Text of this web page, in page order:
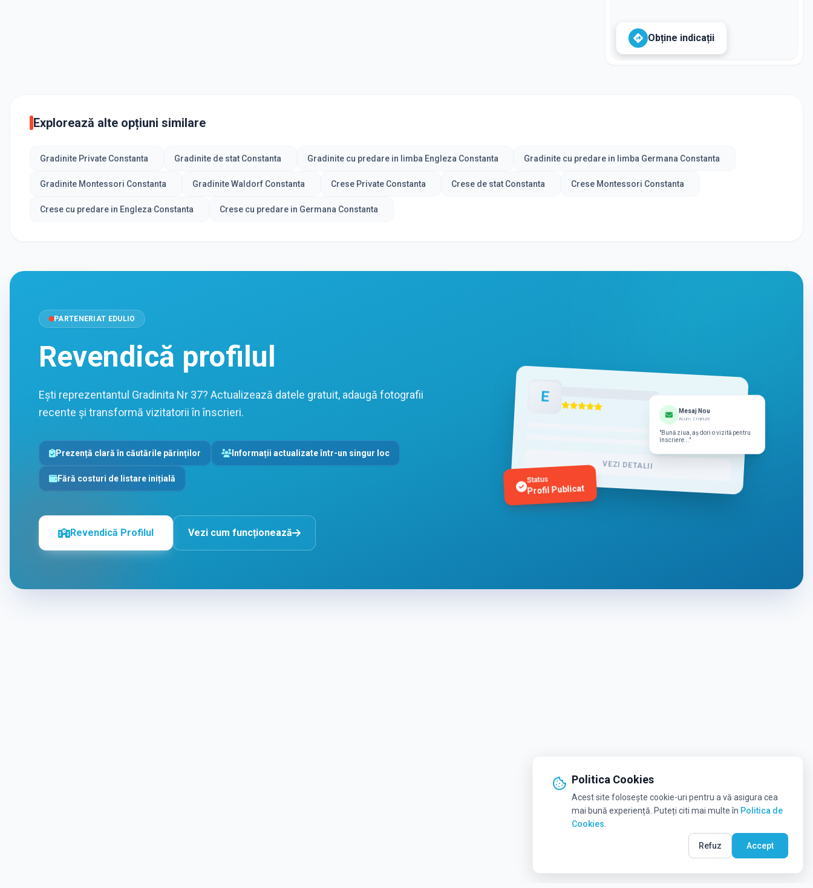
Obține indicații
Explorează alte opțiuni similare
Gradinite Private Constanta Gradinite de stat Constanta Gradinite cu predare in limba Engleza Constanta Gradinite cu predare in limba Germana Constanta
Gradinite Montessori Constanta Gradinite Waldorf Constanta Crese Private Constanta Crese de stat Constanta Crese Montessori Constanta
Crese cu predare in Engleza Constanta Crese cu predare in Germana Constanta
PARTENERIAT EDULIO
Revendică profilul
Ești reprezentantul Gradinita Nr 37? Actualizează datele gratuit, adaugă fotografii
recente și transformă vizitatorii în înscrieri.
Prezență clară în căutările părinților Informații actualizate într-un singur loc
Fără costuri de listare inițială
Revendică Profilul Vezi cum funcționează
E
VEZI DETALII
Acum 2 minute
"Bună ziua, aș dori o vizită pentru
înscriere..."
Status
Profil Publicat
Politica Cookies
Acest site folosește cookie-uri pentru a vă asigura cea
mai bună experiență. Puteți citi mai multe în Politica de
Cookies
Refuz Accept